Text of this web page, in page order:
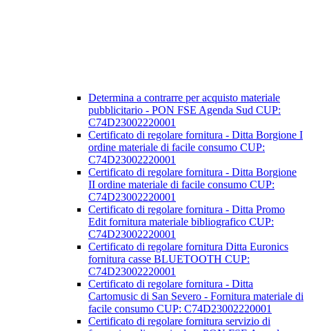
Determina a contrarre per acquisto materiale
pubblicitario - PON FSE Agenda Sud CUP:
C74D23002220001
Certificato di regolare fornitura - Ditta Borgione I
ordine materiale di facile consumo CUP:
C74D23002220001
Certificato di regolare fornitura - Ditta Borgione
II ordine materiale di facile consumo CUP:
C74D23002220001
Certificato di regolare fornitura - Ditta Promo
Edit fornitura materiale bibliografico CUP:
C74D23002220001
Certificato di regolare fornitura Ditta Euronics
fornitura casse BLUETOOTH CUP:
C74D23002220001
Certificato di regolare fornitura - Ditta
Cartomusic di San Severo - Fornitura materiale di
facile consumo CUP: C74D23002220001
Certificato di regolare fornitura servizio di